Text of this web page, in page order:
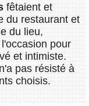
fêtaient et
du restaurant et
du lieu,
pour
et intimiste.
pas résisté à
choisis.